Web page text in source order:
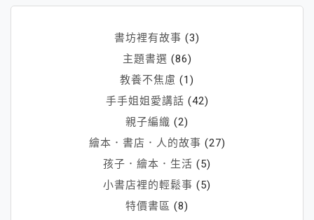
書坊裡有故事 (3)
主題書選 (86)
教養不焦慮 (1)
手手姐姐愛講話 (42)
親子編織 (2)
繪本．書店．人的故事 (27)
孩子．繪本．生活 (5)
小書店裡的輕鬆事 (5)
特價書區 (8)